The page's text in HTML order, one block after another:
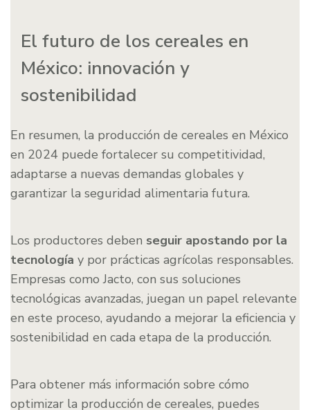
El futuro de los cereales en
México: innovación y
sostenibilidad
En resumen, la producción de cereales en México
en 2024 puede fortalecer su competitividad,
adaptarse a nuevas demandas globales y
garantizar la seguridad alimentaria futura.
Los productores deben seguir apostando por la
tecnología y por prácticas agrícolas responsables.
Empresas como Jacto, con sus soluciones
tecnológicas avanzadas, juegan un papel relevante
en este proceso, ayudando a mejorar la eficiencia y
sostenibilidad en cada etapa de la producción.
Para obtener más información sobre cómo
optimizar la producción de cereales, puedes